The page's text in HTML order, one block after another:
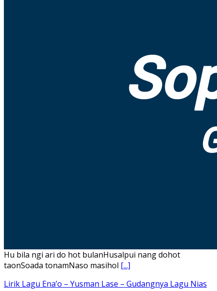
Hu bila ngi ari do hot bulanHusalpui nang dohot
taonSoada tonamNaso masihol [...]
Lirik Lagu Ena’o – Yusman Lase – Gudangnya Lagu Nias